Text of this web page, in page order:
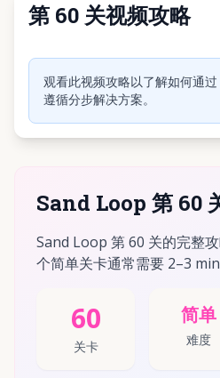
第 60 关视频攻略点击播放视
观看此视频攻略以了解如何通过
遵循分步解决方案。
Sand Loop 第 60
Sand Loop 第 60 关的完整
个简单关卡通常需要 2–3 min
60
关卡
简单
难度